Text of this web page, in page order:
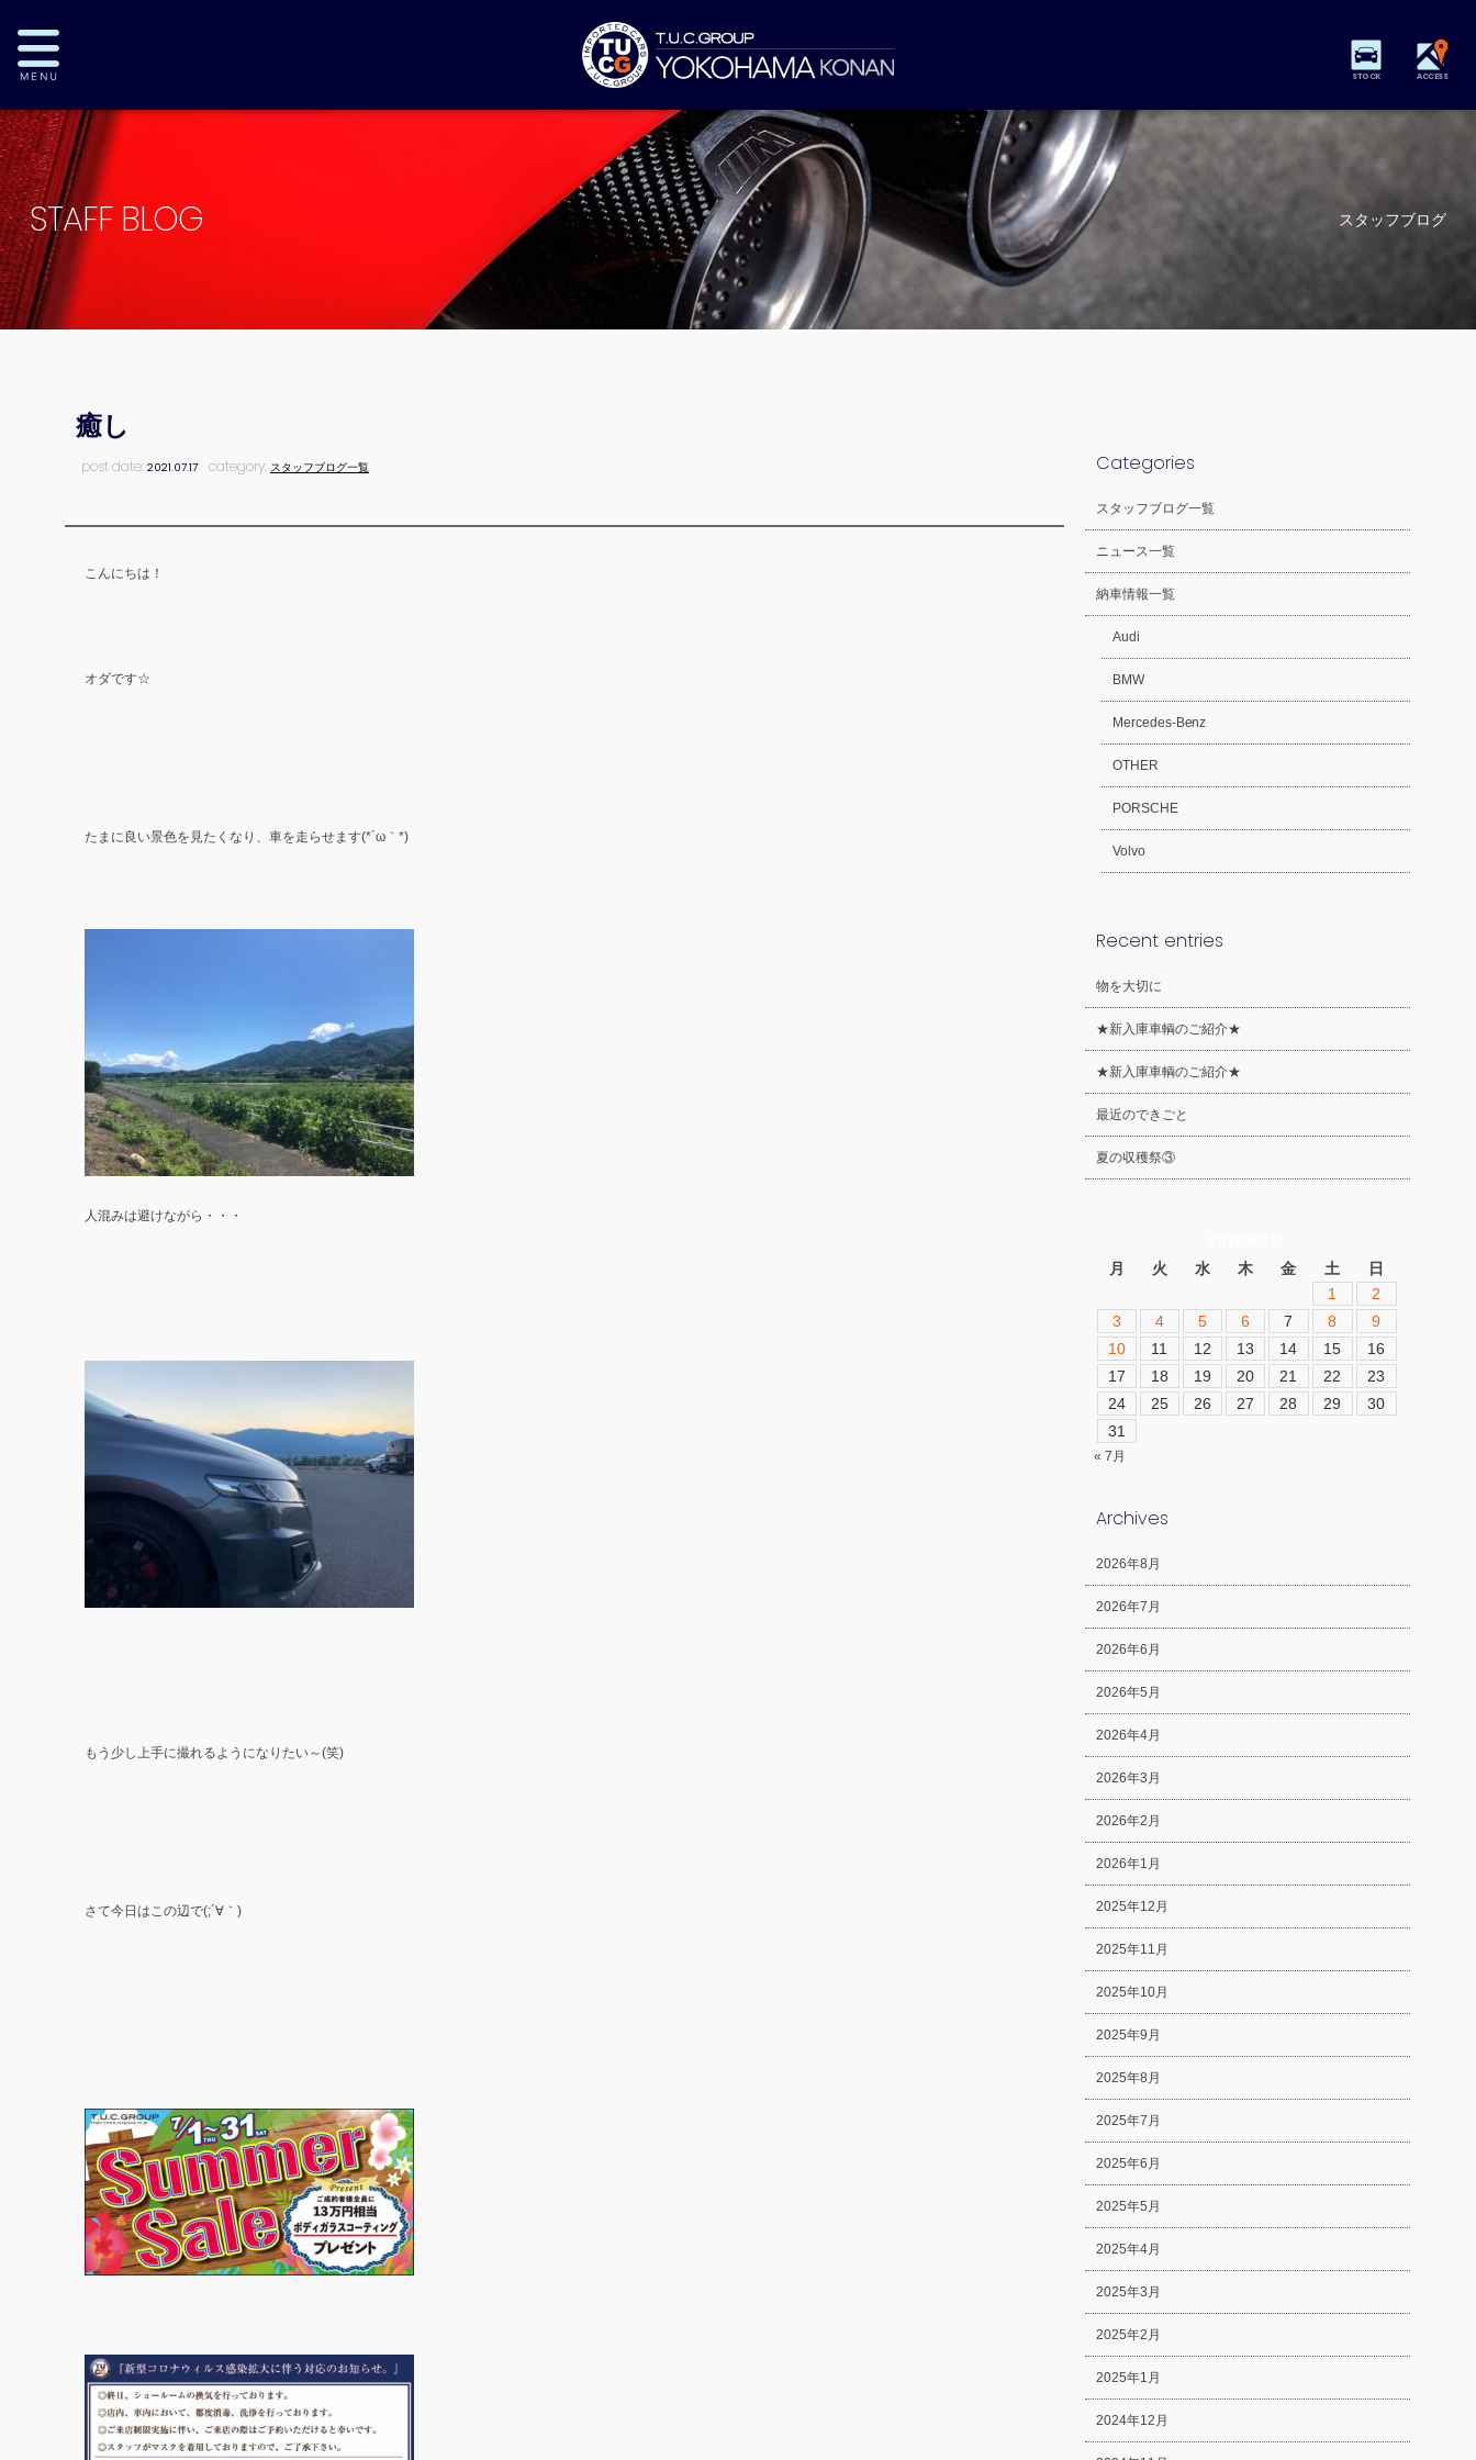
STOCK ACCESS
STAFF BLOG スタッフブログ
癒し
post date:2021.07.17 category: スタッフブログ一覧
こんにちは！
オダです☆
たまに良い景色を見たくなり、車を走らせます(*´ω｀*)
人混みは避けながら・・・
もう少し上手に撮れるようになりたい～(笑)
さて今日はこの辺で(;´∀｀)
Categories
スタッフブログ一覧
ニュース一覧
納車情報一覧
Audi
BMW
Mercedes-Benz
OTHER
PORSCHE
Volvo
Recent entries
物を大切に
★新入庫車輌のご紹介★
★新入庫車輌のご紹介★
最近のできごと
夏の収穫祭③
月
火 水 木 金 土
日
1
2
3
4 5 6 7 8
9
10
11 12 13 14 15
16
17
18 19 20 21 22
23
24
25 26 27 28 29
30
31
« 7月
Archives
2026年8月
2026年7月
2026年6月
2026年5月
2026年4月
2026年3月
2026年2月
2026年1月
2025年12月
2025年11月
2025年10月
2025年9月
2025年8月
2025年7月
2025年6月
2025年5月
2025年4月
2025年3月
2025年2月
2025年1月
2024年12月